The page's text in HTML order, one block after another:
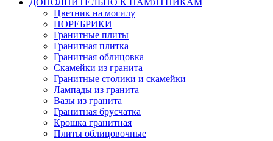
ДОПОЛНИТЕЛЬНО К ПАМЯТНИКАМ
Цветник на могилу
ПОРЕБРИКИ
Гранитные плиты
Гранитная плитка
Гранитная облицовка
Скамейки из гранита
Гранитные столики и скамейки
Лампады из гранита
Вазы из гранита
Гранитная брусчатка
Крошка гранитная
Плиты облицовочные